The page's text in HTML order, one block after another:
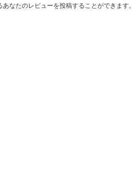
あなたのレビューを投稿することができます。